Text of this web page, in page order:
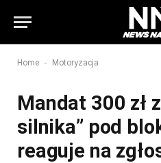
Home - Motoryzacja
Mandat 300 zł
silnika” pod
reaguje na